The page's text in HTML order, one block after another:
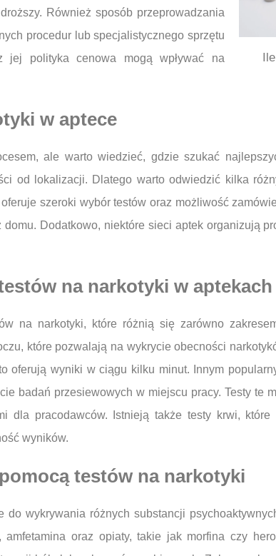
Również sposób przeprowadzania
procedur lub specjalistycznego sprzętu
jej polityka cenowa mogą wpływać na
w aptece
ale warto wiedzieć, gdzie szukać
od lokalizacji. Dlatego warto odwiedzić kilka
szeroki wybór testów oraz możliwość
Dodatkowo, niektóre sieci aptek organizują
na narkotyki w aptekach
na narkotyki, które różnią się zarówno
które pozwalają na wykrycie obecności
oferują wyniki w ciągu kilku minut. Innym
badań przesiewowych w miejscu pracy. Testy te
dla pracodawców. Istnieją także testy krwi,
wyników.
testów na narkotyki
wykrywania różnych substancji
amfetamina oraz opiaty, takie jak morfina czy